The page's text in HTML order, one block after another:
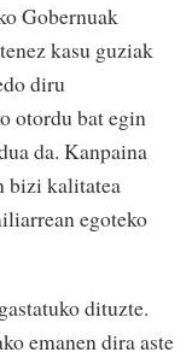
Gobernuak
kasu guziak
diru
otordu bat egin
da. Kanpaina
bizi kalitatea
egoteko
dituzte.
emanen dira aste